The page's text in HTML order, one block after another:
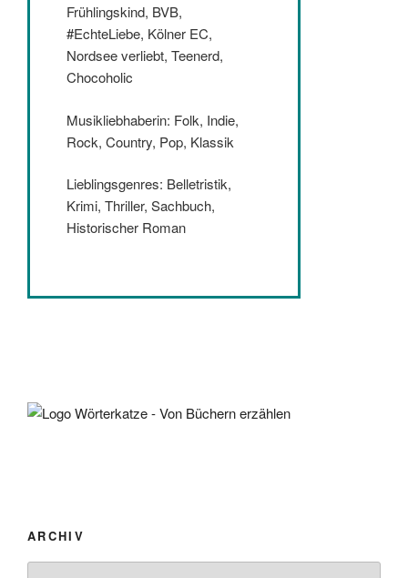
Frühlingskind, BVB,
#EchteLiebe, Kölner EC,
Nordsee verliebt, Teenerd,
Chocoholic
Musikliebhaberin: Folk, Indie,
Rock, Country, Pop, Klassik
Lieblingsgenres: Belletristik,
Krimi, Thriller, Sachbuch,
Historischer Roman
ARCHIV